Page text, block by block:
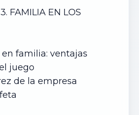
FAMILIA EN LOS
familia: ventajas
juego
de la empresa